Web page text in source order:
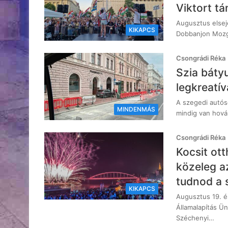
KIKAPCS
Viktort
Augusztus
Dobbanjon
MINDENMÁS
Csongrádi Réka
Szia
A szegedi
mindig van
KIKAPCS
Csongrádi Réka
Kocsit
közeleg
tudnod a
Augusztus 19.
Államalapítás
Széchenyi…